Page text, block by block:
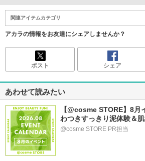
関連アイテムカテゴリ
アカラの情報をお友達にシェアしませんか？
ポスト シェア
あわせて読みたい
【@cosme STORE】8
わつきすっきり泥体験＆
@cosme STORE PR担当